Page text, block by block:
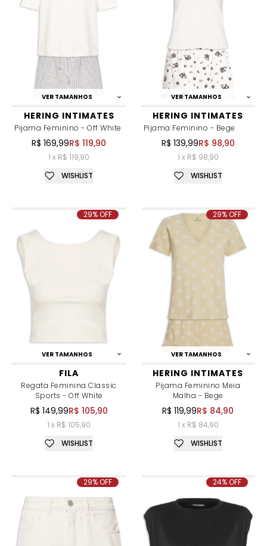
VER TAMANHOS
HERING INTIMATES
Pijama Feminino - Off White
R$ 169,99R$ 119,90
1 x R$ 119,90
WISHLIST
VER TAMANHOS
HERING INTIMATES
Pijama Feminino - Bege
R$ 139,99R$ 98,90
1 x R$ 98,90
WISHLIST
VER TAMANHOS
FILA
Regata Feminina Classic
Sports - Off White
R$ 149,99R$ 105,90
1 x R$ 105,90
29% OFF
WISHLIST
VER TAMANHOS
HERING INTIMATES
Pijama Feminino Meia
Malha - Bege
R$ 119,99R$ 84,90
1 x R$ 84,90
29% OFF
WISHLIST
29% OFF 24% OFF